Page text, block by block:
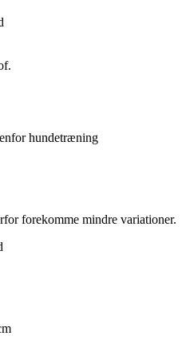
hundetræning
forekomme mindre variationer.